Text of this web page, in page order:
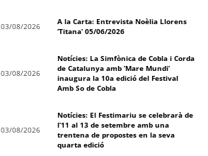
03/08/2026
A la Carta: Entrevista Noèlia Llorens
‘Titana’ 05/06/2026
03/08/2026
Notícies: La Simfònica de Cobla i Corda
de Catalunya amb ‘Mare Mundi’
inaugura la 10a edició del Festival
Amb So de Cobla
03/08/2026
Notícies: El Festimariu se celebrarà de
l’11 al 13 de setembre amb una
trentena de propostes en la seva
quarta edició